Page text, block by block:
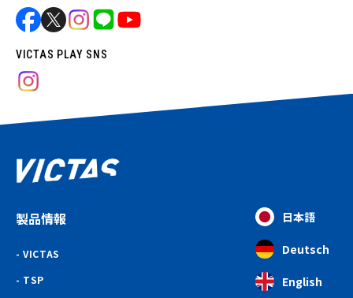
VICTAS PLAY SNS
製品情報
VICTAS
TSP
日本語
Deutsch
English